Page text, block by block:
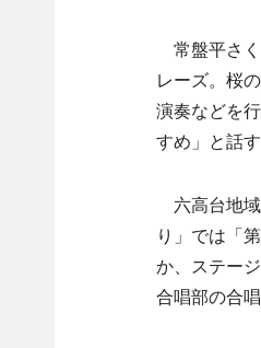
常盤平さく
レーズ。桜
演奏などを
すめ」と話す
六高台地域
り」では「
か、ステー
合唱部の合